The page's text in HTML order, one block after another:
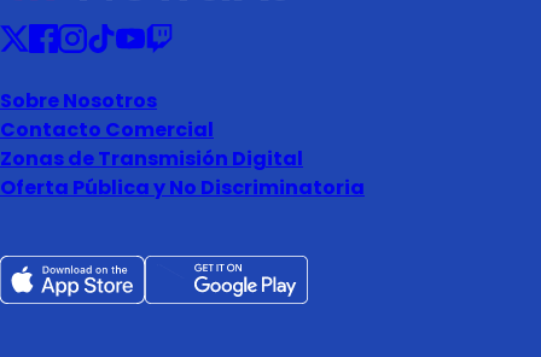
Sobre Nosotros
Contacto Comercial
Zonas de Transmisión Digital
Oferta Pública y No Discriminatoria